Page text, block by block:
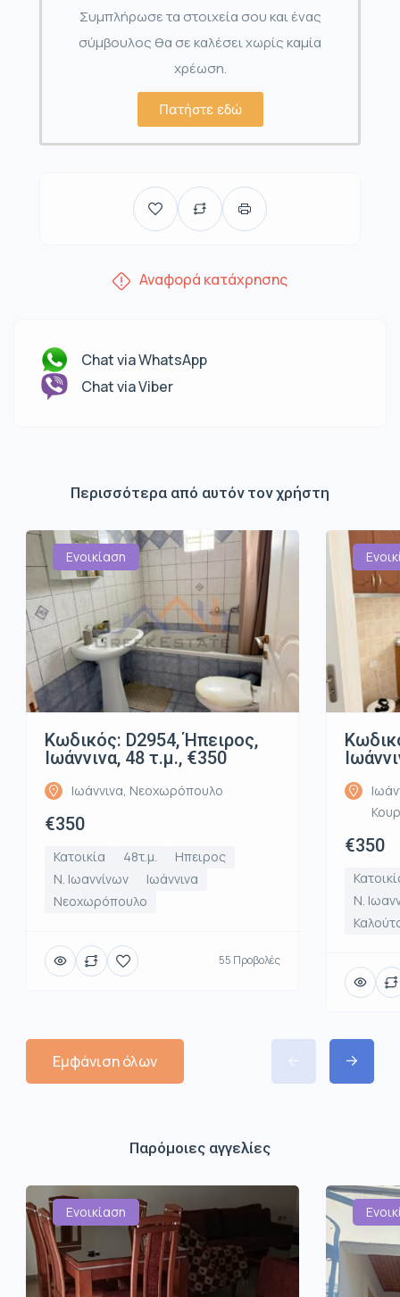
Συμπλήρωσε τα στοιχεία σου και ένας
σύμβουλος θα σε καλέσει χωρίς καμία
χρέωση.
Πατήστε εδώ
Αναφορά κατάχρησης
Chat via WhatsApp
Chat via Viber
Περισσότερα από αυτόν τον χρήστη
Ενοικίαση
Κωδικός: D2954, Ήπειρος,
Ιωάννινα, 48 τ.μ., €350
Ιωάννινα, Νεοχωρόπουλο
€350
Κατοικία 48τ.μ.
Ηπειρος
Ν. Ιωαννίνων
Ιωάννινα
Νεοχωρόπουλο
55 Προβολές
€350
Ν.
Εμφάνιση όλων
Παρόμοιες αγγελίες
Ενοικίαση